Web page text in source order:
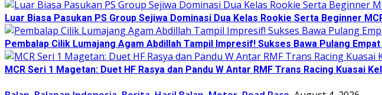
Luar Biasa Pasukan PS Group Sejiwa Dominasi Dua Kelas Rookie Serta Beginner
Pembalap Cilik Lumajang Agam Abdillah Tampil Impresif! Sukses Bawa Pulang
MCR Seri 1 Magetan: Duet HF Rasya dan Pandu W Antar RMF Trans Racing Kuasai